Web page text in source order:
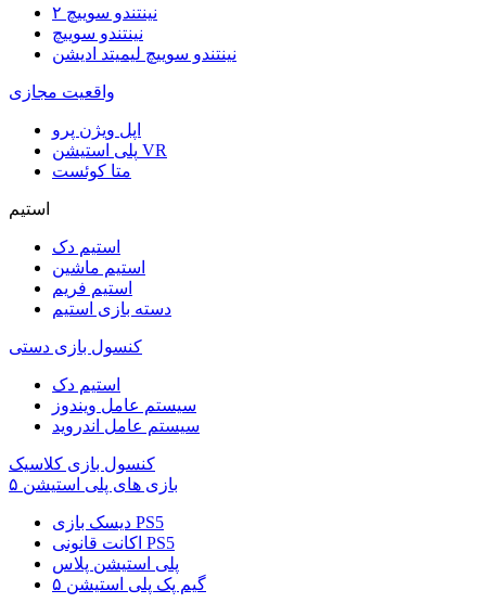
نینتندو سوییچ ۲
نینتندو سوییچ
نینتندو سوییچ لیمیتد ادیشن
واقعیت مجازی
اپل ویژن پرو
پلی استیشن VR
متا کوئست
استیم
استیم دک
استیم ماشین
استیم فریم
دسته بازی استیم
کنسول بازی دستی
استیم دک
سیستم عامل ویندوز
سیستم عامل اندروید
کنسول بازی کلاسیک
بازی های پلی استیشن ۵
دیسک بازی PS5
اکانت قانونی PS5
پلی استیشن پلاس
گیم پک پلی استیشن ۵